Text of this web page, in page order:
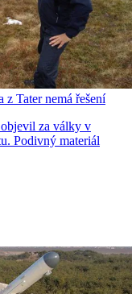
z Tater nemá řešení
za války v
Podivný materiál